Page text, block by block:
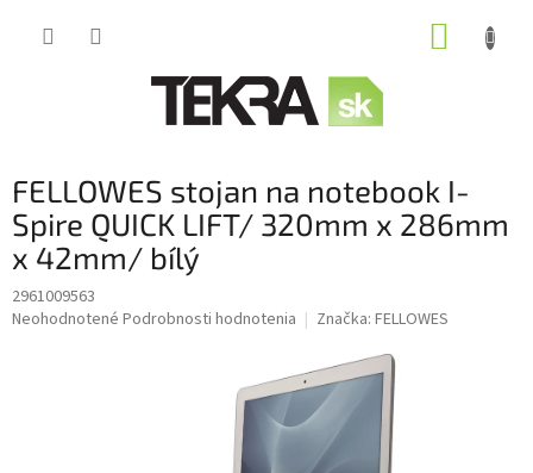
FELLOWES stojan na notebook I-
Spire QUICK LIFT/ 320mm x 286mm
x 42mm/ bílý
2961009563
Priemerné
Neohodnotené Podrobnosti hodnotenia Značka: FELLOWES